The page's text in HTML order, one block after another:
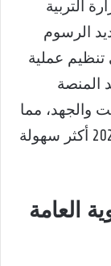
وزارة التربية
الرسوم
عملية
المنصة
والجهد، مما
يجعل تسجيل استمارة الثانوية العامة 2026 أكثر سهولة
العامة